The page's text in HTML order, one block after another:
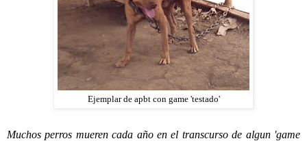
Ejemplar de apbt con game 'testado'
Muchos perros mueren cada año en el transcurso de algun 'game